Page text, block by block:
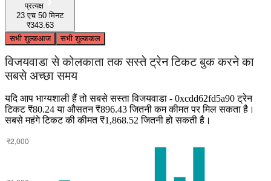
प्रत्यक्ष
23 एच 50 मिनट
₹343.63
सभी शुल्कआज सभी शुल्ककल
विजयवाडा से कोलकाता तक सस्ते ट्रेन टिकट बुक करने का
सबसे अच्छा समय
यदि आप भाग्यशाली हैं तो सबसे सस्ता विजयवाडा - 0xcdd62fd5a90 ट्रेन
टिकट ₹80.24 या औसतन ₹896.43 जितनी कम कीमत पर मिल सकता है।
सबसे महंगे टिकट की कीमत ₹1,868.52 जितनी हो सकती है।